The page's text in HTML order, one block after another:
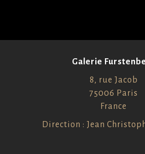
Galerie
8, rue Jacob
75006 Paris
France
Direction : Jean